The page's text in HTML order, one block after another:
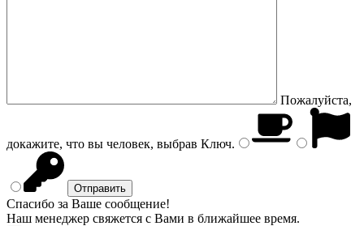
Пожалуйста,
докажите, что вы человек, выбрав Ключ.
Спасибо за Ваше сообщение!
Наш менеджер свяжется с Вами в ближайшее время.